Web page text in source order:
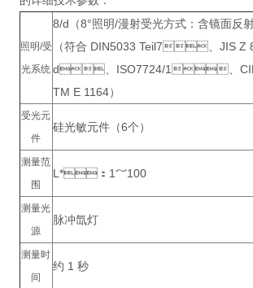
照明/受
光系统
8/d（8°照明/漫射受光方式：含镜面反射
（符合 DIN5033 Teil7、JIS Z
d、ISO7724/1、
TM E 1164）
受光元
件
硅光敏元件（6个）
测量范
围
L*：1～100
测量光
源
脉冲氙灯
测量时
间
约 1 秒